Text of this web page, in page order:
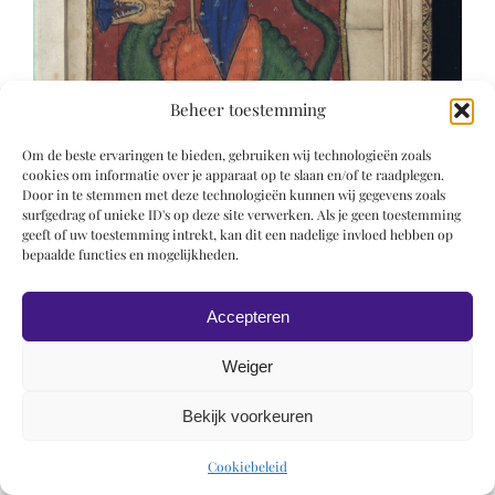
Beheer toestemming
Om de beste ervaringen te bieden, gebruiken wij technologieën zoals
cookies om informatie over je apparaat op te slaan en/of te raadplegen.
Door in te stemmen met deze technologieën kunnen wij gegevens zoals
surfgedrag of unieke ID's op deze site verwerken. Als je geen toestemming
geeft of uw toestemming intrekt, kan dit een nadelige invloed hebben op
bepaalde functies en mogelijkheden.
Accepteren
Weiger
Bekijk voorkeuren
Cookiebeleid